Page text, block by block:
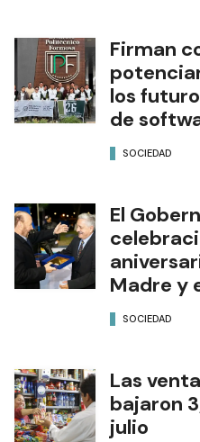
Firman
los
de
SOCIEDAD
El
Madre y
SOCIEDAD
Las
bajaron
julio